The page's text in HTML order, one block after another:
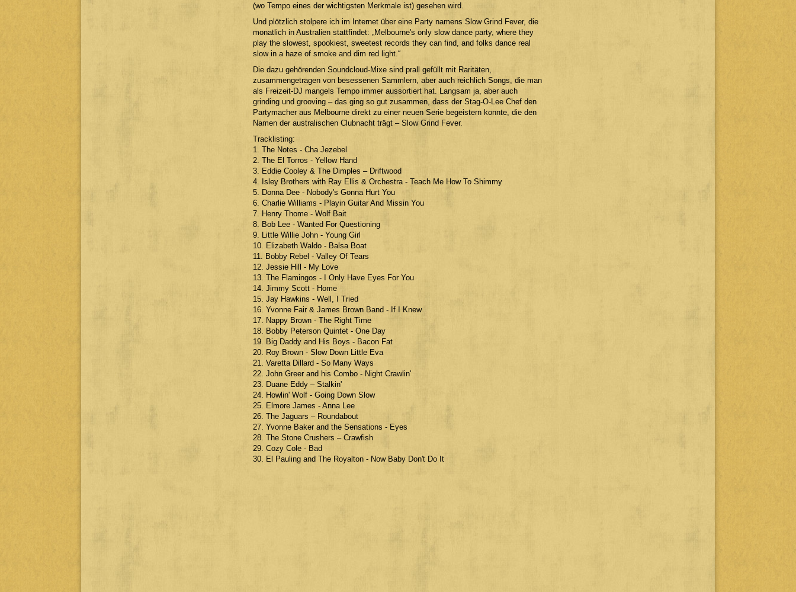
(wo Tempo eines der wichtigsten Merkmale ist) gesehen wird.
Und plötzlich stolpere ich im Internet über eine Party namens Slow Grind Fever, die
monatlich in Australien stattfindet: „Melbourne's only slow dance party, where they
play the slowest, spookiest, sweetest records they can find, and folks dance real
slow in a haze of smoke and dim red light.“
Die dazu gehörenden Soundcloud-Mixe sind prall gefüllt mit Raritäten,
zusammengetragen von besessenen Sammlern, aber auch reichlich Songs, die man
als Freizeit-DJ mangels Tempo immer aussortiert hat. Langsam ja, aber auch
grinding und grooving – das ging so gut zusammen, dass der Stag-O-Lee Chef den
Partymacher aus Melbourne direkt zu einer neuen Serie begeistern konnte, die den
Namen der australischen Clubnacht trägt – Slow Grind Fever.
Tracklisting:
1. The Notes - Cha Jezebel
2. The El Torros - Yellow Hand
3. Eddie Cooley & The Dimples – Driftwood
4. Isley Brothers with Ray Ellis & Orchestra - Teach Me How To Shimmy
5. Donna Dee - Nobody's Gonna Hurt You
6. Charlie Williams - Playin Guitar And Missin You
7. Henry Thome - Wolf Bait
8. Bob Lee - Wanted For Questioning
9. Little Willie John - Young Girl
10. Elizabeth Waldo - Balsa Boat
11. Bobby Rebel - Valley Of Tears
12. Jessie Hill - My Love
13. The Flamingos - I Only Have Eyes For You
14. Jimmy Scott - Home
15. Jay Hawkins - Well, I Tried
16. Yvonne Fair & James Brown Band - If I Knew
17. Nappy Brown - The Right Time
18. Bobby Peterson Quintet - One Day
19. Big Daddy and His Boys - Bacon Fat
20. Roy Brown - Slow Down Little Eva
21. Varetta Dillard - So Many Ways
22. John Greer and his Combo - Night Crawlin'
23. Duane Eddy – Stalkin'
24. Howlin' Wolf - Going Down Slow
25. Elmore James - Anna Lee
26. The Jaguars – Roundabout
27. Yvonne Baker and the Sensations - Eyes
28. The Stone Crushers – Crawfish
29. Cozy Cole - Bad
30. El Pauling and The Royalton - Now Baby Don't Do It